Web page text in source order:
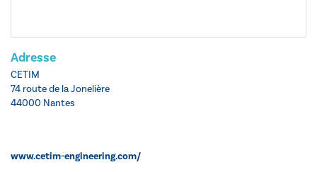
Adresse
CETIM
74 route de la Jonelière
44000 Nantes
www.cetim-engineering.com/